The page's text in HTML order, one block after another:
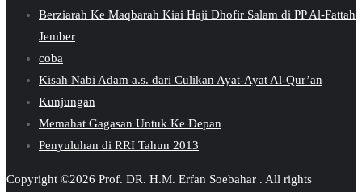
Berziarah Ke Maqbarah Kiai Haji Dhofir Salam di PP Al-Fattah
Jember
coba
Kisah Nabi Adam a.s. dari Culikan Ayat-Ayat Al-Qur’an
Kunjungan
Memahat Gagasan Untuk Ke Depan
Penyuluhan di RRI Tahun 2013
Copyright ©2026 Prof. DR. H.M. Erfan Soebahar . All rights